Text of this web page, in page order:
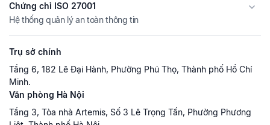
Chứng chỉ ISO 27001
Hệ thống quản lý an toàn thông tin
Trụ sở chính
Tầng 6, 182 Lê Đại Hành, Phường Phú Thọ, Thành phố Hồ Chí
Minh.
Văn phòng Hà Nội
Tầng 3, Tòa nhà Artemis, Số 3 Lê Trọng Tấn, Phường Phương